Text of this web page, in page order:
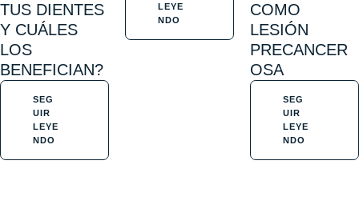
TUS DIENTES
Y CUÁLES
LOS
BENEFICIAN?
SEG
UIR
LEYE
NDO
LEYE
NDO
COMO
LESIÓN
PRECANCER
OSA
SEG
UIR
LEYE
NDO